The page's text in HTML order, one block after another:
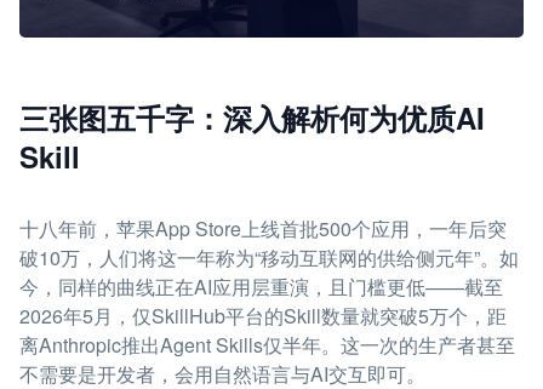
三张图五千字：深入解析何为优质AI
Skill
十八年前，苹果App Store上线首批500个应用，一年后突
破10万，人们将这一年称为“移动互联网的供给侧元年”。如
今，同样的曲线正在AI应用层重演，且门槛更低——截至
2026年5月，仅SkillHub平台的Skill数量就突破5万个，距
离Anthropic推出Agent Skills仅半年。这一次的生产者甚至
不需要是开发者，会用自然语言与AI交互即可。